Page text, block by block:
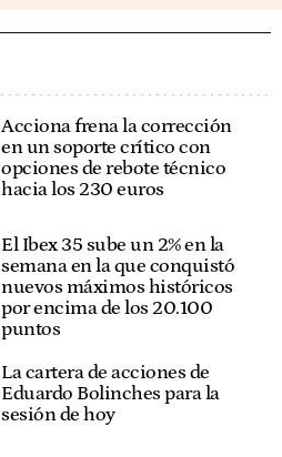
Acciona frena la corrección
en un soporte crítico con
opciones de rebote técnico
hacia los 230 euros
El Ibex 35 sube un 2% en la
semana en la que conquistó
nuevos máximos históricos
por encima de los 20.100
puntos
La cartera de acciones de
Eduardo Bolinches para la
sesión de hoy